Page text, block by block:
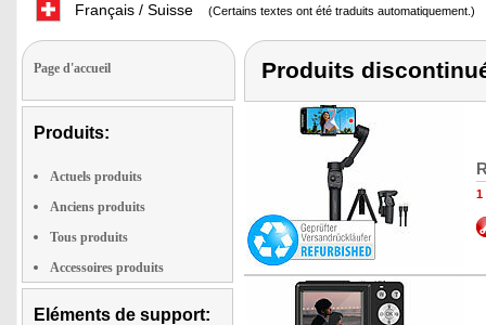
Français / Suisse (Certains textes ont été traduits automatiquement.)
Page d'accueil
Produits:
Actuels produits
Anciens produits
Tous produits
Accessoires produits
Eléments de support:
Produits
1